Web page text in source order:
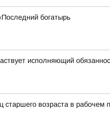
богатырь
исполняющий
возраста в рабочем